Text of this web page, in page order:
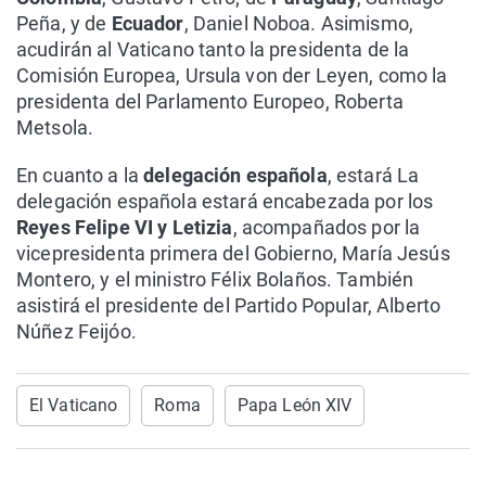
Peña, y de Ecuador, Daniel Noboa. Asimismo,
acudirán al Vaticano tanto la presidenta de la
Comisión Europea, Ursula von der Leyen, como la
presidenta del Parlamento Europeo, Roberta
Metsola.
En cuanto a la delegación española, estará La
delegación española estará encabezada por los
Reyes Felipe VI y Letizia, acompañados por la
vicepresidenta primera del Gobierno, María Jesús
Montero, y el ministro Félix Bolaños. También
asistirá el presidente del Partido Popular, Alberto
Núñez Feijóo.
El Vaticano Roma Papa León XIV